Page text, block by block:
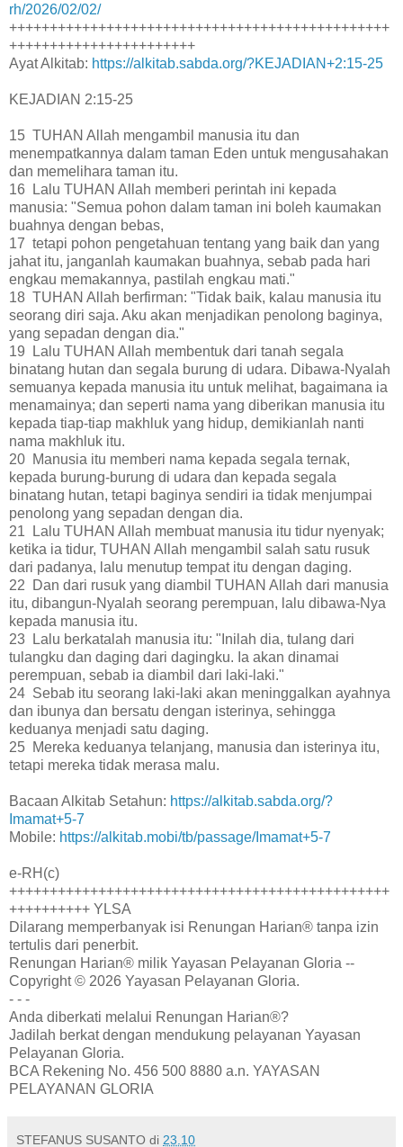
rh/2026/02/02/
+++++++++++++++++++++++++++++++++++++++++++++++
+++++++++++++++++++++++
Ayat Alkitab: https://alkitab.sabda.org/?KEJADIAN+2:15-25
KEJADIAN 2:15-25
15 TUHAN Allah mengambil manusia itu dan
menempatkannya dalam taman Eden untuk mengusahakan
dan memelihara taman itu.
16 Lalu TUHAN Allah memberi perintah ini kepada
manusia: "Semua pohon dalam taman ini boleh kaumakan
buahnya dengan bebas,
17 tetapi pohon pengetahuan tentang yang baik dan yang
jahat itu, janganlah kaumakan buahnya, sebab pada hari
engkau memakannya, pastilah engkau mati."
18 TUHAN Allah berfirman: "Tidak baik, kalau manusia itu
seorang diri saja. Aku akan menjadikan penolong baginya,
yang sepadan dengan dia."
19 Lalu TUHAN Allah membentuk dari tanah segala
binatang hutan dan segala burung di udara. Dibawa-Nyalah
semuanya kepada manusia itu untuk melihat, bagaimana ia
menamainya; dan seperti nama yang diberikan manusia itu
kepada tiap-tiap makhluk yang hidup, demikianlah nanti
nama makhluk itu.
20 Manusia itu memberi nama kepada segala ternak,
kepada burung-burung di udara dan kepada segala
binatang hutan, tetapi baginya sendiri ia tidak menjumpai
penolong yang sepadan dengan dia.
21 Lalu TUHAN Allah membuat manusia itu tidur nyenyak;
ketika ia tidur, TUHAN Allah mengambil salah satu rusuk
dari padanya, lalu menutup tempat itu dengan daging.
22 Dan dari rusuk yang diambil TUHAN Allah dari manusia
itu, dibangun-Nyalah seorang perempuan, lalu dibawa-Nya
kepada manusia itu.
23 Lalu berkatalah manusia itu: "Inilah dia, tulang dari
tulangku dan daging dari dagingku. Ia akan dinamai
perempuan, sebab ia diambil dari laki-laki."
24 Sebab itu seorang laki-laki akan meninggalkan ayahnya
dan ibunya dan bersatu dengan isterinya, sehingga
keduanya menjadi satu daging.
25 Mereka keduanya telanjang, manusia dan isterinya itu,
tetapi mereka tidak merasa malu.
Bacaan Alkitab Setahun: https://alkitab.sabda.org/?
Imamat+5-7
Mobile: https://alkitab.mobi/tb/passage/Imamat+5-7
e-RH(c)
+++++++++++++++++++++++++++++++++++++++++++++++
++++++++++ YLSA
Dilarang memperbanyak isi Renungan Harian® tanpa izin
tertulis dari penerbit.
Renungan Harian® milik Yayasan Pelayanan Gloria --
Copyright © 2026 Yayasan Pelayanan Gloria.
- - -
Anda diberkati melalui Renungan Harian®?
Jadilah berkat dengan mendukung pelayanan Yayasan
Pelayanan Gloria.
BCA Rekening No. 456 500 8880 a.n. YAYASAN
PELAYANAN GLORIA
STEFANUS SUSANTO di 23.10